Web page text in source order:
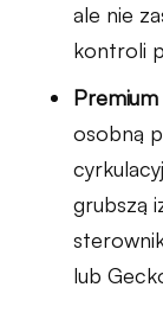
ale nie
kontroli
Premium
osobną
grubszą
lub